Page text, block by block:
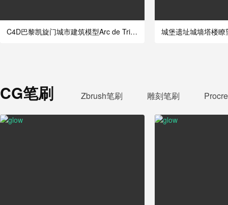
C4D巴黎凯旋门城市建筑模型Arc de Triomphe
CG笔刷 Zbrush笔刷 雕刻笔刷